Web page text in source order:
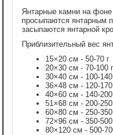
Янтарные камни на
просыпаются янтарным
засыпаются янтарной
Приблизительный вес
15×20 см - 50-70 г
20×30 см - 70-100 г
30×40 см - 100-140
36×48 см - 120-170
40×60 см - 140-200
51×68 см - 200-250
60×80 см - 250-350
72×96 см - 350-500
80×120 см - 500-